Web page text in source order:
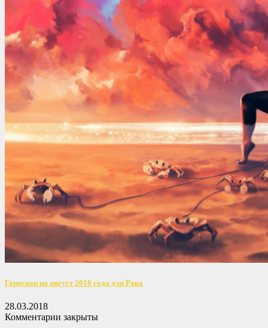
Гороскоп на август 2018 года для Рака
28.03.2018
Комментарии закрыты